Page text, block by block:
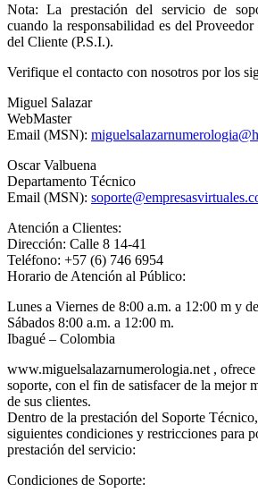
Nota: La prestación del servicio de
cuando la responsabilidad es del
del Cliente (P.S.I.).
Verifique el contacto con nosotros por los
Miguel Salazar
WebMaster
Email (MSN):
Oscar Valbuena
Departamento Técnico
Email (MSN):
Atención a Clientes:
Dirección: Calle 8 14-41
Teléfono: +57 (6) 746 6954
Horario de Atención al Público:
Lunes a Viernes de 8:00 a.m. a 12:00 m y
Sábados 8:00 a.m. a 12:00 m.
Ibagué – Colombia
www.miguelsalazarnumerologia.net ,
soporte, con el fin de satisfacer de la mejor
de sus clientes.
Dentro de la prestación del Soporte
siguientes condiciones y restricciones para
prestación del servicio:
Condiciones de Soporte: